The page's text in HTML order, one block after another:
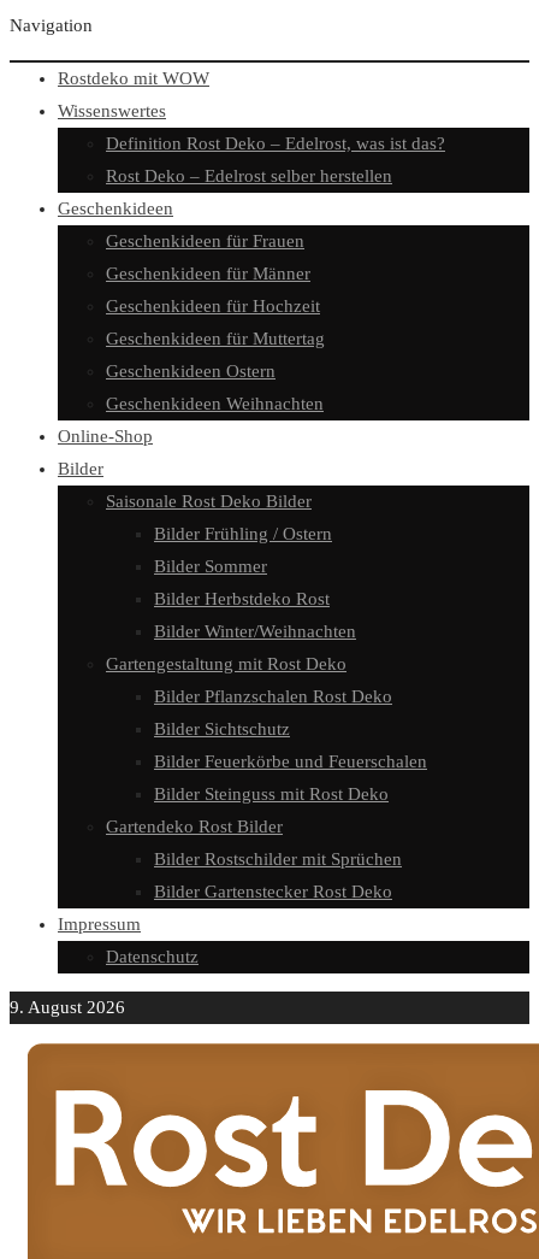
Navigation
Rostdeko mit WOW
Wissenswertes
Definition Rost Deko – Edelrost, was ist das?
Rost Deko – Edelrost selber herstellen
Geschenkideen
Geschenkideen für Frauen
Geschenkideen für Männer
Geschenkideen für Hochzeit
Geschenkideen für Muttertag
Geschenkideen Ostern
Geschenkideen Weihnachten
Online-Shop
Bilder
Saisonale Rost Deko Bilder
Bilder Frühling / Ostern
Bilder Sommer
Bilder Herbstdeko Rost
Bilder Winter/Weihnachten
Gartengestaltung mit Rost Deko
Bilder Pflanzschalen Rost Deko
Bilder Sichtschutz
Bilder Feuerkörbe und Feuerschalen
Bilder Steinguss mit Rost Deko
Gartendeko Rost Bilder
Bilder Rostschilder mit Sprüchen
Bilder Gartenstecker Rost Deko
Impressum
Datenschutz
9. August 2026